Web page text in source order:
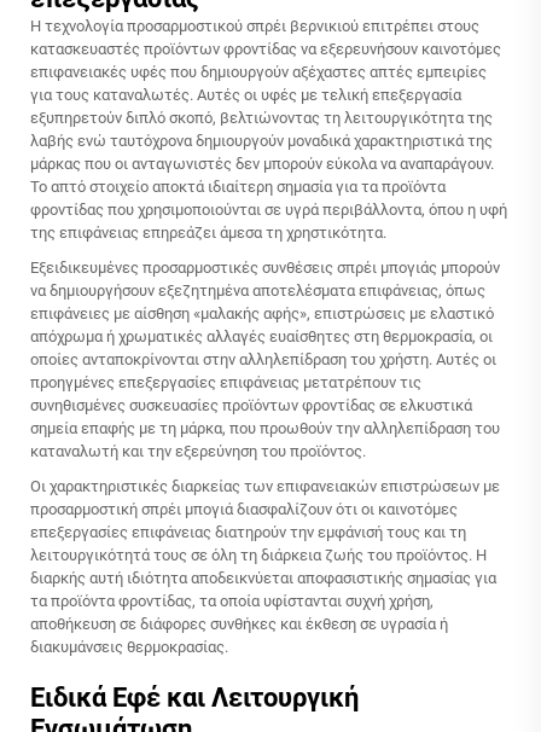
Η τεχνολογία προσαρμοστικού σπρέι βερνικιού επιτρέπει στους
κατασκευαστές προϊόντων φροντίδας να εξερευνήσουν καινοτόμες
επιφανειακές υφές που δημιουργούν αξέχαστες απτές εμπειρίες
για τους καταναλωτές. Αυτές οι υφές με τελική επεξεργασία
εξυπηρετούν διπλό σκοπό, βελτιώνοντας τη λειτουργικότητα της
λαβής ενώ ταυτόχρονα δημιουργούν μοναδικά χαρακτηριστικά της
μάρκας που οι ανταγωνιστές δεν μπορούν εύκολα να αναπαράγουν.
Το απτό στοιχείο αποκτά ιδιαίτερη σημασία για τα προϊόντα
φροντίδας που χρησιμοποιούνται σε υγρά περιβάλλοντα, όπου η υφή
της επιφάνειας επηρεάζει άμεσα τη χρηστικότητα.
Εξειδικευμένες προσαρμοστικές συνθέσεις σπρέι μπογιάς μπορούν
να δημιουργήσουν εξεζητημένα αποτελέσματα επιφάνειας, όπως
επιφάνειες με αίσθηση «μαλακής αφής», επιστρώσεις με ελαστικό
απόχρωμα ή χρωματικές αλλαγές ευαίσθητες στη θερμοκρασία, οι
οποίες ανταποκρίνονται στην αλληλεπίδραση του χρήστη. Αυτές οι
προηγμένες επεξεργασίες επιφάνειας μετατρέπουν τις
συνηθισμένες συσκευασίες προϊόντων φροντίδας σε ελκυστικά
σημεία επαφής με τη μάρκα, που προωθούν την αλληλεπίδραση του
καταναλωτή και την εξερεύνηση του προϊόντος.
Οι χαρακτηριστικές διαρκείας των επιφανειακών επιστρώσεων με
προσαρμοστική σπρέι μπογιά διασφαλίζουν ότι οι καινοτόμες
επεξεργασίες επιφάνειας διατηρούν την εμφάνισή τους και τη
λειτουργικότητά τους σε όλη τη διάρκεια ζωής του προϊόντος. Η
διαρκής αυτή ιδιότητα αποδεικνύεται αποφασιστικής σημασίας για
τα προϊόντα φροντίδας, τα οποία υφίστανται συχνή χρήση,
αποθήκευση σε διάφορες συνθήκες και έκθεση σε υγρασία ή
διακυμάνσεις θερμοκρασίας.
Ειδικά Εφέ και Λειτουργική